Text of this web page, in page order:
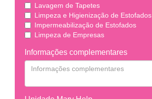
Lavagem de Tapetes
Limpeza e Higienização de Estofados
Impermeabilização de Estofados
Limpeza de Empresas
Informações complementares